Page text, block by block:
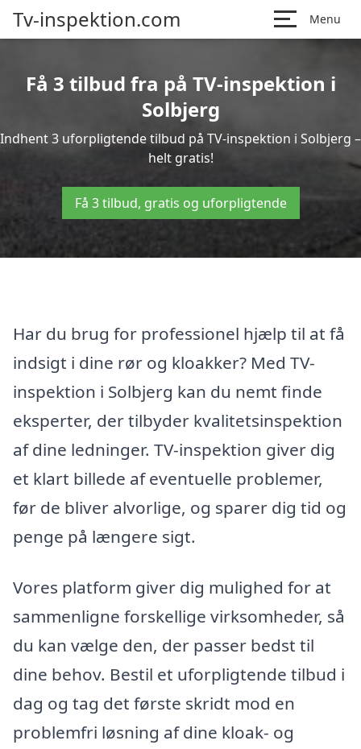
Tv-inspektion.com Menu
Få 3 tilbud fra på TV-inspektion i
Solbjerg
Indhent 3 uforpligtende tilbud på TV-inspektion i Solbjerg –
helt gratis!
Få 3 tilbud, gratis og uforpligtende
Har du brug for professionel hjælp til at få
indsigt i dine rør og kloakker? Med TV-
inspektion i Solbjerg kan du nemt finde
eksperter, der tilbyder kvalitetsinspektion
af dine ledninger. TV-inspektion giver dig
et klart billede af eventuelle problemer,
før de bliver alvorlige, og sparer dig tid og
penge på længere sigt.
Vores platform giver dig mulighed for at
sammenligne forskellige virksomheder, så
du kan vælge den, der passer bedst til
dine behov. Bestil et uforpligtende tilbud i
dag og tag det første skridt mod en
problemfri løsning af dine kloak- og